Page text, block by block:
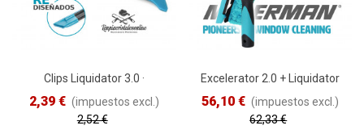
Clips Liquidator 3.0 ·
REPUESTO
2,39 € (impuestos excl.)
2,52 €
Excelerator 2.0 + Liquidator
3.0 + F*LIQ · 45cm
56,10 € (impuestos excl.)
62,33 €